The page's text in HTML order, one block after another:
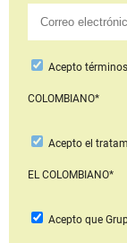
Acepto
COLOMBIANO*
Acepto el
EL COLOMBIANO*
Acepto que